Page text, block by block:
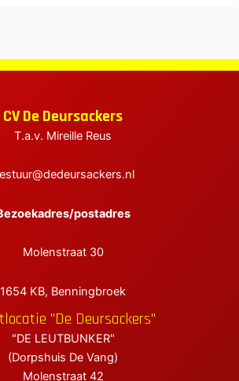
CV De Deursackers
T.a.v. Mireille Reus
postadres
Molenstraat 30
1654 KB, Benningbroek
"De Deursackers"
"DE LEUTBUNKER"
(Dorpshuis De Vang)
Molenstraat 42